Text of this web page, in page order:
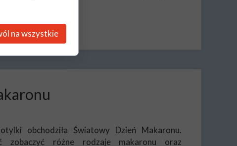
obchodziła Światowy Dzień Makaronu.
zobaczyć różne rodzaje makaronu oraz
na wszystkie